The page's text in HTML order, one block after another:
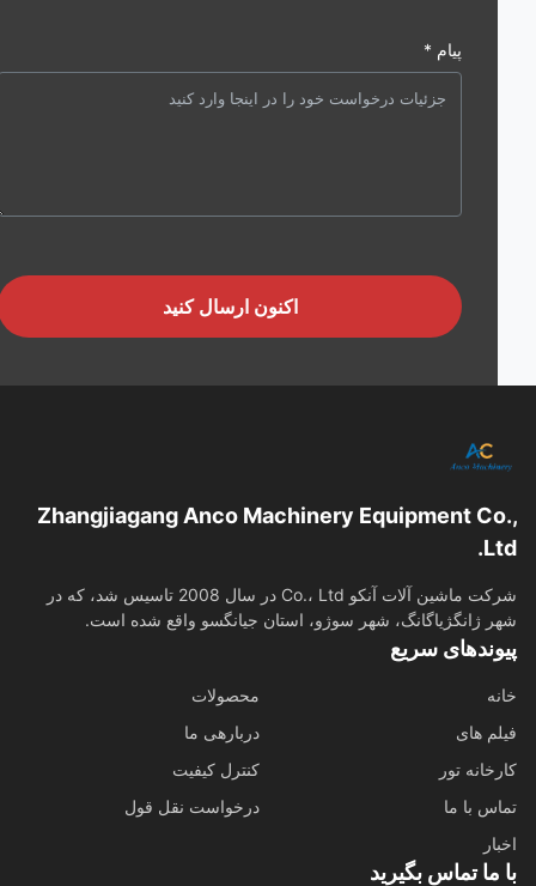
اکنون ارسال کنید
Zhangjiagang Anco Machinery Equipment
شرکت ماشین آلات آنکو Co.، Ltd در سال 2008 تاسیس شد، که در
ژانگژیاگانگ، شهر سوژو، استان جیانگسو واقع شده است.
سریع
محصولات
های
دربارهی ما
تور
کنترل کیفیت
با ما
درخواست نقل قول
ما تماس بگیرید